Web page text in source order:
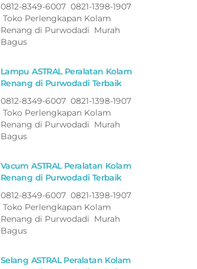
0812-8349-6007 0821-1398-1907
Toko Perlengkapan Kolam
Renang di Purwodadi Murah
Bagus
Lampu ASTRAL Peralatan Kolam
Renang di Purwodadi Terbaik
0812-8349-6007 0821-1398-1907
Toko Perlengkapan Kolam
Renang di Purwodadi Murah
Bagus
Vacum ASTRAL Peralatan Kolam
Renang di Purwodadi Terbaik
0812-8349-6007 0821-1398-1907
Toko Perlengkapan Kolam
Renang di Purwodadi Murah
Bagus
Selang ASTRAL Peralatan Kolam